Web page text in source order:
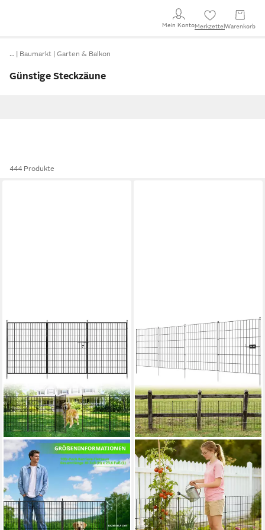
Mein KontoMerkzettel Warenkorb
… Baumarkt Garten & Balkon
Günstige Steckzäune
444 Produkte